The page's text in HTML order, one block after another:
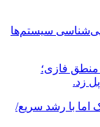
سیستم‌ها
فازی؛
زد.
اما با رشد سریع/